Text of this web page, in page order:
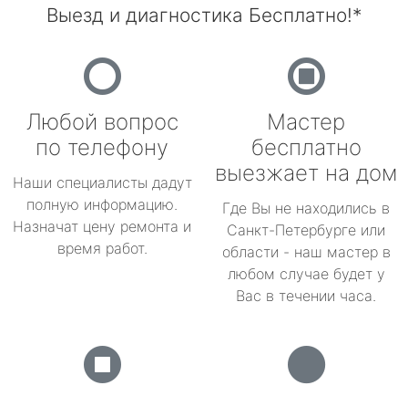
Выезд и диагностика Бесплатно!*
Любой вопрос
по телефону
Наши специалисты дадут
полную информацию.
Назначат цену ремонта и
время работ.
Мастер
бесплатно
выезжает на дом
Где Вы не находились в
Санкт-Петербурге или
области - наш мастер в
любом случае будет у
Вас в течении часа.